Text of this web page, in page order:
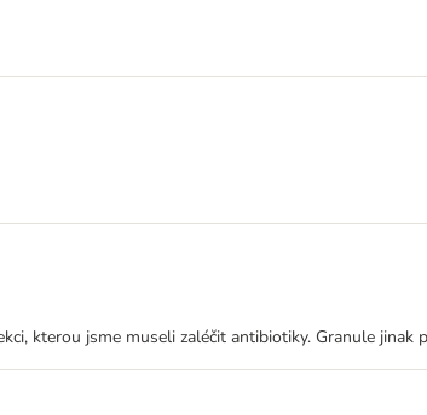
kterou jsme museli zaléčit antibiotiky. Granule jinak